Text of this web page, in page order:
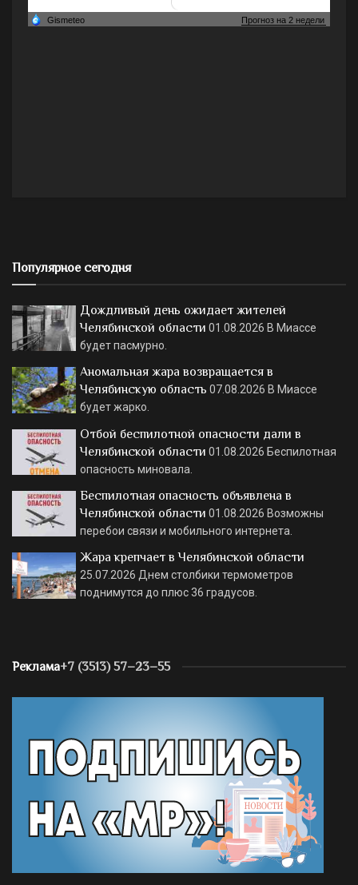
Популярное сегодня
Дождливый день ожидает жителей
Челябинской области 01.08.2026 В Миассе
будет пасмурно.
Аномальная жара возвращается в
Челябинскую область 07.08.2026 В Миассе
будет жарко.
Отбой беспилотной опасности дали в
Челябинской области 01.08.2026 Беспилотная
опасность миновала.
Беспилотная опасность объявлена в
Челябинской области 01.08.2026 Возможны
перебои связи и мобильного интернета.
Жара крепчает в Челябинской области
25.07.2026 Днем столбики термометров
поднимутся до плюс 36 градусов.
Реклама+7 (3513) 57–23–55